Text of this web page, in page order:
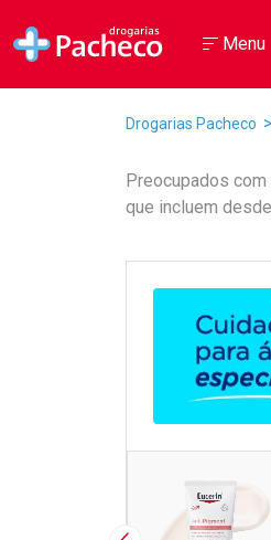
Drogarias
Ir direto para a home
pela
Ir direto para o conteúdo
Ir direto para a ajuda
Ir direto para o carrinho
Ir direto para o menu
Menu
Abrir
Menu
Drogarias Pacheco
Preocupados
que incluem